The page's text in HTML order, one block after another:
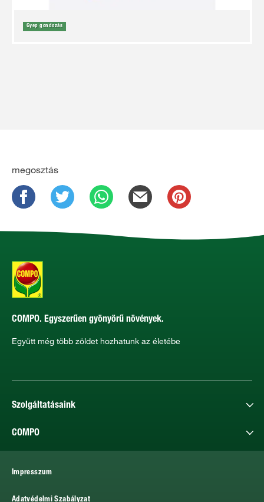
Gyep gondozás
megosztás
COMPO. Egyszerűen gyönyörű növények.
Együtt még több zöldet hozhatunk az életébe
Szolgáltatásaink
COMPO
Impresszum
Adatvédelmi Szabályzat